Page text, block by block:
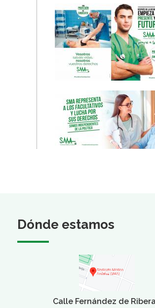
Dónde estamos
Calle Fernández de